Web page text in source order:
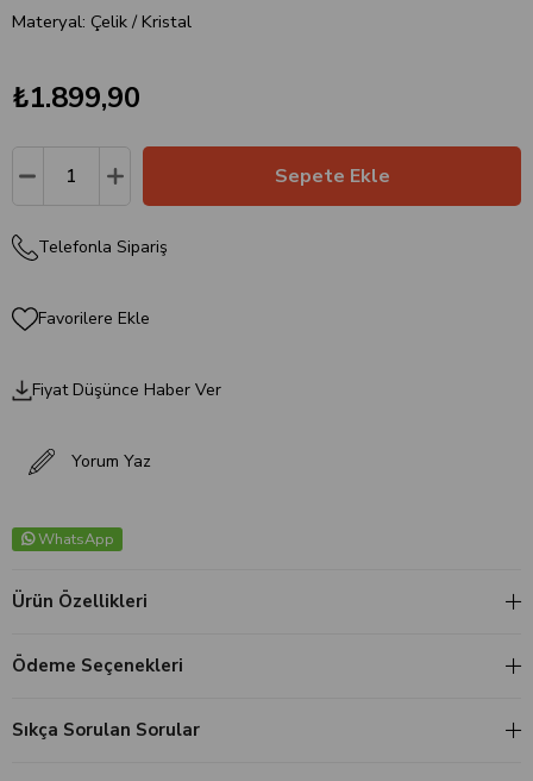
Materyal: Çelik / Kristal
₺1.899,90
Telefonla Sipariş
Favorilere Ekle
Fiyat Düşünce Haber Ver
Yorum Yaz
WhatsApp
Ürün Özellikleri
Ödeme Seçenekleri
Sıkça Sorulan Sorular